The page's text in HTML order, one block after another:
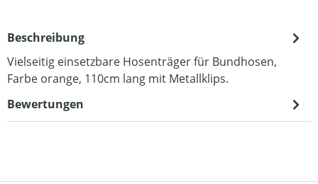
Beschreibung
Vielseitig einsetzbare Hosenträger für Bundhosen,
Farbe orange, 110cm lang mit Metallklips.
Bewertungen